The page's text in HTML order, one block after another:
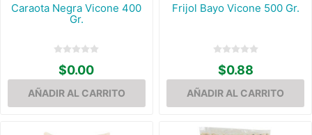
Caraota Negra Vicone 400
Gr.
$0.00
Frijol Bayo Vicone 500 Gr.
$0.88